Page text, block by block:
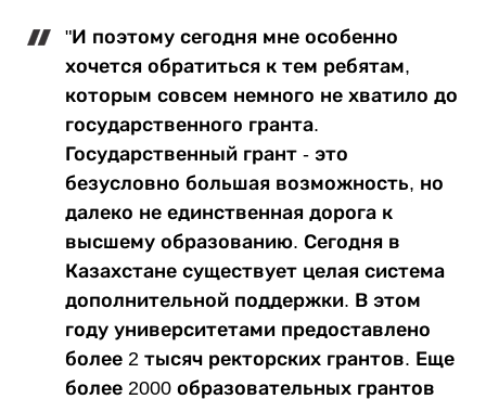
"И поэтому сегодня мне особенно
хочется обратиться к тем ребятам,
которым совсем немного не хватило до
государственного гранта.
Государственный грант - это
безусловно большая возможность, но
далеко не единственная дорога к
высшему образованию. Сегодня в
Казахстане существует целая система
дополнительной поддержки. В этом
году университетами предоставлено
более 2 тысяч ректорских грантов. Еще
более 2000 образовательных грантов